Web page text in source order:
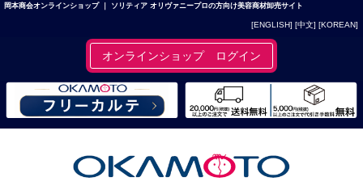
岡本商会オンラインショップ ｜ ソリティア オリヴァニープロの方向け美容商材卸売サイト
[ENGLISH] [中文] [KOREAN]
オンラインショップ ログイン